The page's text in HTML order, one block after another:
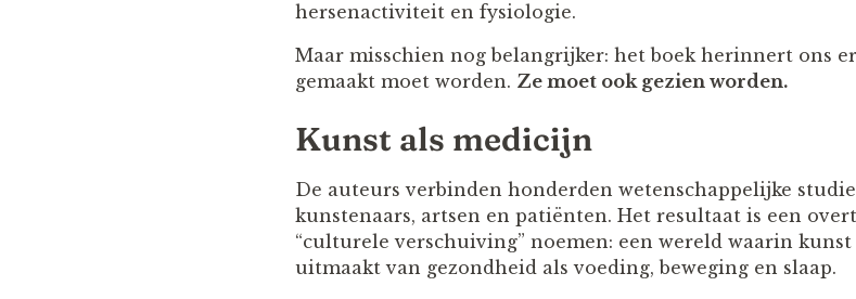
hersenactiviteit en fysiologie.
Maar misschien nog belangrijker: het boek herinnert ons
gemaakt moet worden. Ze moet ook gezien worden.
Kunst als medicijn
De auteurs verbinden honderden wetenschappelijke
kunstenaars, artsen en patiënten. Het resultaat is een
“culturele verschuiving” noemen: een wereld waarin
uitmaakt van gezondheid als voeding, beweging en slaap.